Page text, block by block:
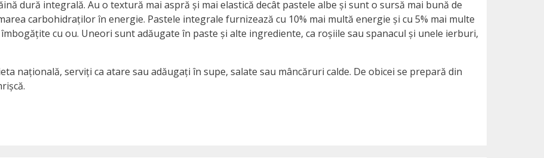
dură integrală. Au o textură mai aspră și mai elastică decât pastele albe și sunt o sursă mai bună de
carbohidraților în energie. Pastele integrale furnizează cu 10% mai multă energie și cu 5% mai multe
cu ou. Uneori sunt adăugate în paste și alte ingrediente, ca roșiile sau spanacul și unele ierburi,
națională, serviți ca atare sau adăugați în supe, salate sau mâncăruri calde. De obicei se prepară din